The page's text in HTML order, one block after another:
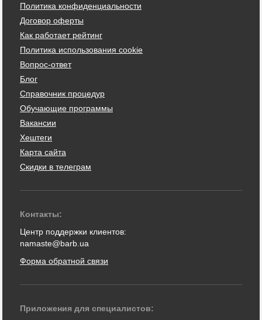
Политика конфиденциальности
Договор оферты
Как работает рейтинг
Политика использования cookie
Вопрос-ответ
Блог
Справочник процедур
Обучающие программы
Вакансии
Хештеги
Карта сайта
Скидки в телеграм
Контакты:
Центр поддержки клиентов:
namaste@barb.ua
Форма обратной связи
Приложения для специалистов: